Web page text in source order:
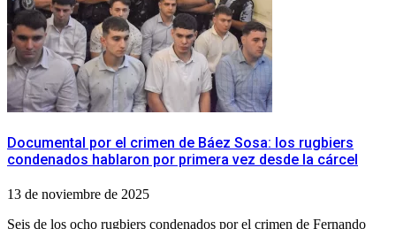
Documental por el crimen de Báez Sosa: los rugbiers
condenados hablaron por primera vez desde la cárcel
13 de noviembre de 2025
Seis de los ocho rugbiers condenados por el crimen de Fernando